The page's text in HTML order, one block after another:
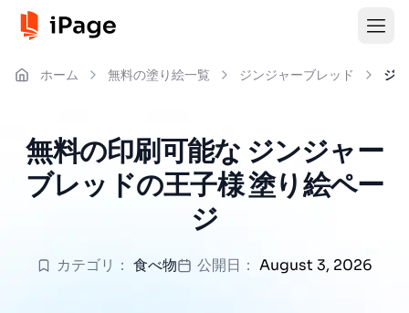
ホーム 無料の塗り絵一覧 ジンジャーブレッド ジ
無料の印刷可能な ジンジャー
ブレッドの王子様 塗り絵ペー
ジ
カテゴリ： 食べ物 公開日： August 3, 2026